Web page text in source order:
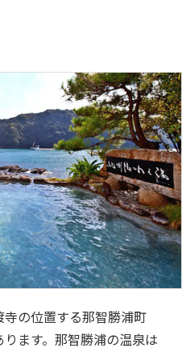
の位置する那智勝浦町
ます。那智勝浦の温泉は